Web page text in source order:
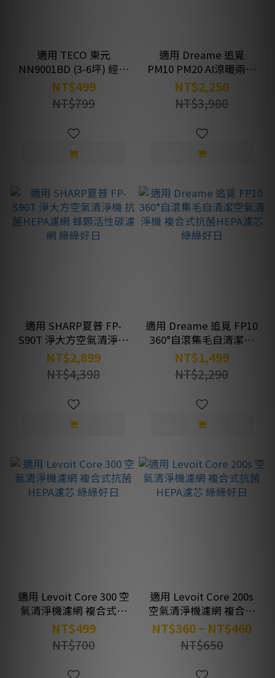
適用 TECO 東元
NN9001BD (3-6坪) 經典
高效空氣清淨機 複合式
抗菌HEPA濾芯 綠綠好日
NT$499
NT$799
適用 Dreame 追覓
PM10 PM20 AI涼暖兩用
空氣清淨機 複合式抗菌
HEPA濾芯 綠綠好日
NT$2,250
NT$3,980
適用 SHARP夏普 FP-
S90T 淨大方空氣清淨機
抗菌HEPA濾網 蜂顆活性
碳濾網 綠綠好日
NT$2,899
NT$4,398
適用 Dreame 追覓 FP10
360°自滾集毛自清潔空
氣清淨機 複合式抗菌
HEPA濾芯 綠綠好日
NT$1,499
NT$2,290
適用 Levoit Core 300 空
氣清淨機濾網 複合式抗
菌HEPA濾芯 綠綠好日
NT$499
NT$700
適用 Levoit Core 200s
空氣清淨機濾網 複合式
抗菌HEPA濾芯 綠綠好日
NT$360 ~ NT$460
NT$650